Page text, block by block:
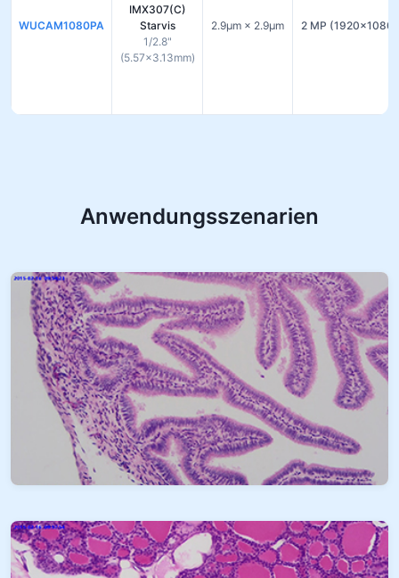
WUCAM1080PA
IMX307(C)
Starvis
1/2.8"
(5.57×3.13mm)
2.9µm × 2.9µm 2 MP (1920×1080)
Anwendungsszenarien